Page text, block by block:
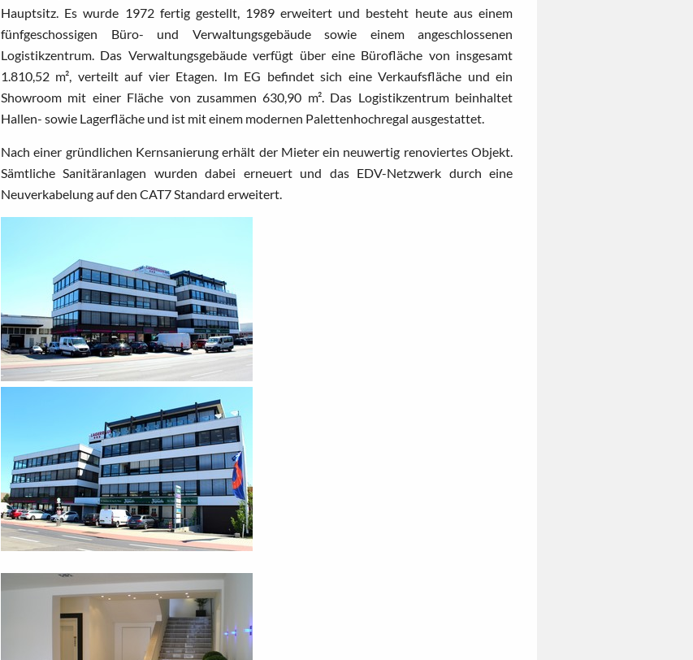
Hauptsitz. Es wurde 1972 fertig gestellt, 1989 erweitert und besteht heute aus einem
fünfgeschossigen Büro- und Verwaltungsgebäude sowie einem angeschlossenen
Logistikzentrum. Das Verwaltungsgebäude verfügt über eine Bürofläche von insgesamt
1.810,52 m², verteilt auf vier Etagen. Im EG befindet sich eine Verkaufsfläche und ein
Showroom mit einer Fläche von zusammen 630,90 m². Das Logistikzentrum beinhaltet
Hallen- sowie Lagerfläche und ist mit einem modernen Palettenhochregal ausgestattet.
Nach einer gründlichen Kernsanierung erhält der Mieter ein neuwertig renoviertes Objekt.
Sämtliche Sanitäranlagen wurden dabei erneuert und das EDV-Netzwerk durch eine
Neuverkabelung auf den CAT7 Standard erweitert.